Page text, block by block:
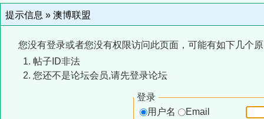
提示信息 » 澳博联盟
您没有登录或者您没有权限访问此页面，可能有如下几个
帖子ID非法
您还不是论坛会员,请先登录论坛
登录
用户名
Email